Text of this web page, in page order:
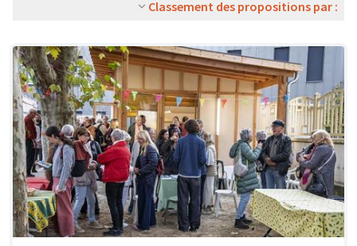
Classement des propositions par :